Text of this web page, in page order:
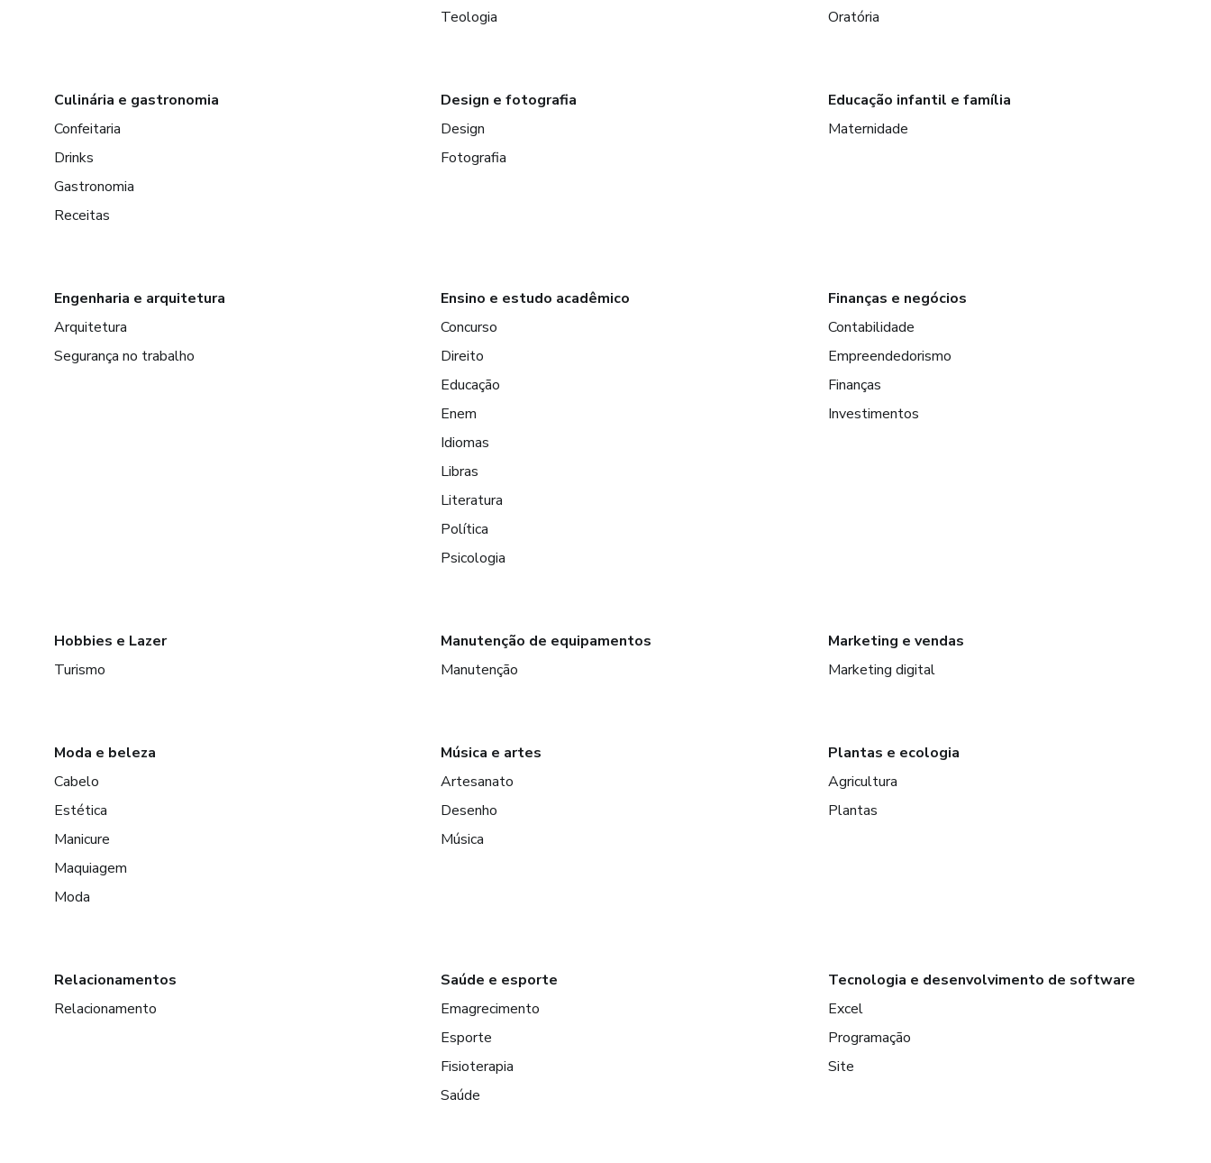
Teologia
Oratória
Culinária e gastronomia
Confeitaria
Drinks
Gastronomia
Receitas
Design e fotografia
Design
Fotografia
Educação infantil e família
Maternidade
Engenharia e arquitetura
Arquitetura
Segurança no trabalho
Ensino e estudo acadêmico
Concurso
Direito
Educação
Enem
Idiomas
Libras
Literatura
Política
Psicologia
Finanças e negócios
Contabilidade
Empreendedorismo
Finanças
Investimentos
Hobbies e Lazer
Turismo
Manutenção de equipamentos
Manutenção
Marketing e vendas
Marketing digital
Moda e beleza
Cabelo
Estética
Manicure
Maquiagem
Moda
Música e artes
Artesanato
Desenho
Música
Plantas e ecologia
Agricultura
Plantas
Relacionamentos
Relacionamento
Saúde e esporte
Emagrecimento
Esporte
Fisioterapia
Saúde
Tecnologia e desenvolvimento de software
Excel
Programação
Site